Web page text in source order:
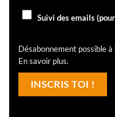
Suivi des emails
Désabonnement possible
En savoir plus.